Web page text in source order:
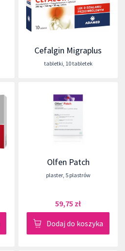
Cefalgin Migraplus
tabletki 10 tabletek
Olfen Patch
plaster, 5 plastrów
59,75 zł
Dodaj do koszyka